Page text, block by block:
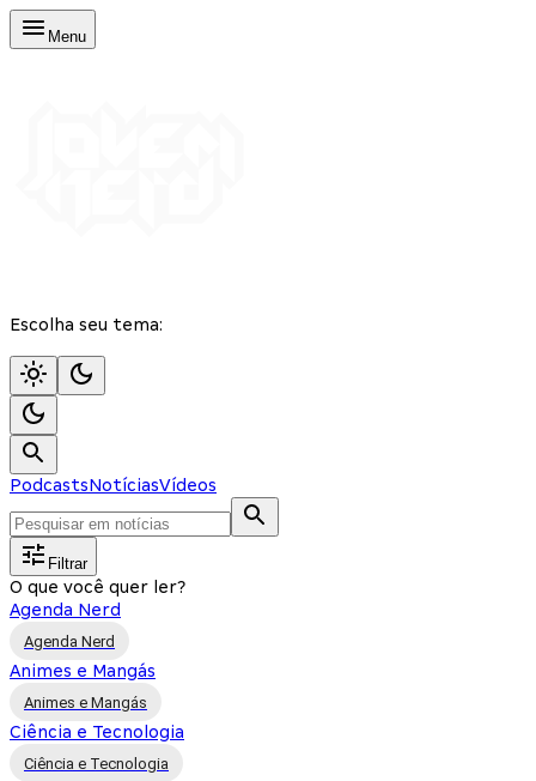
Menu
Escolha seu tema:
PodcastsNotíciasVídeos
Filtrar
O que você quer ler?
Agenda Nerd
Agenda Nerd
Animes e Mangás
Animes e Mangás
Ciência e Tecnologia
Ciência e Tecnologia